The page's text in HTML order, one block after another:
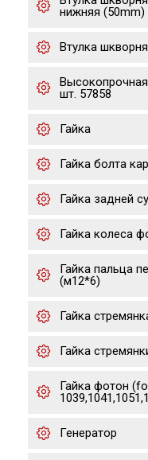
нижняя (50mm)
Втулка
шт. 57858
Гайка
Гайка болта
Гайка задней
Гайка колеса
Гайка пальца
(м12*6)
Гайка
Гайка
Гайка фотон
Генератор